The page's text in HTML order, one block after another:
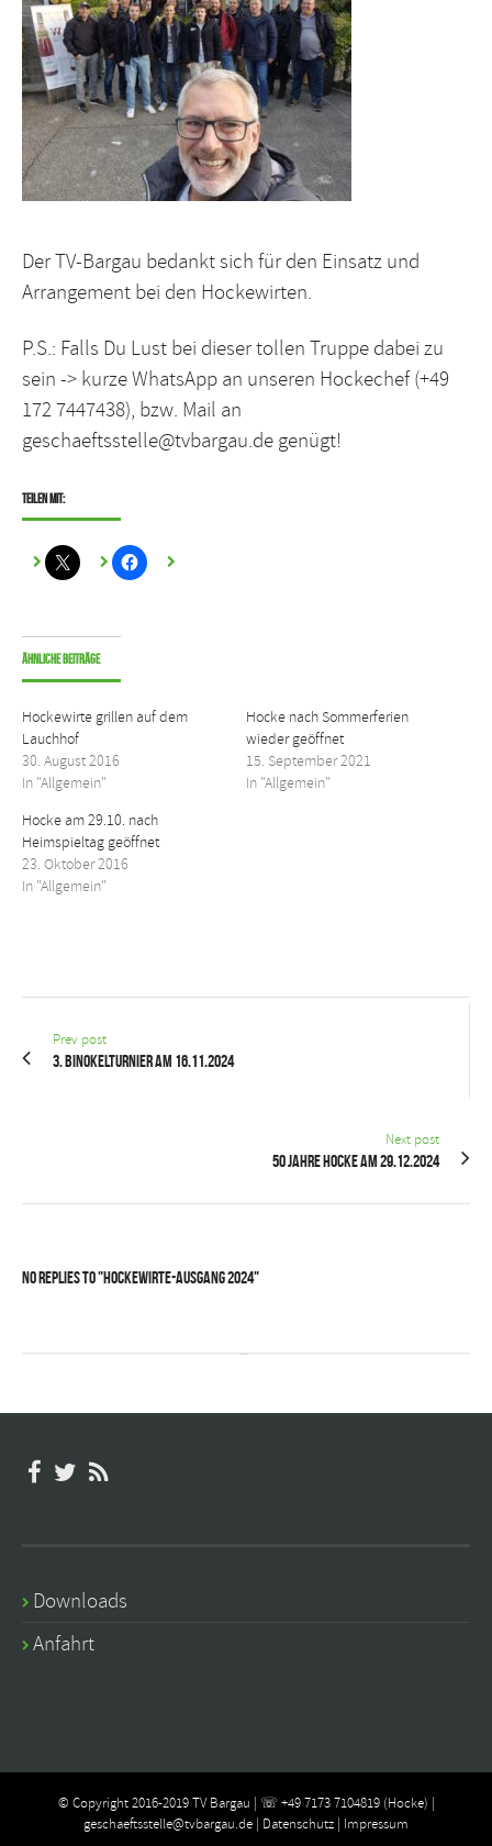
Der TV-Bargau bedankt sich für den Einsatz und
Arrangement bei den Hockewirten.
P.S.: Falls Du Lust bei dieser tollen Truppe dabei zu
sein -> kurze WhatsApp an unseren Hockechef (+49
172 7447438), bzw. Mail an
geschaeftsstelle@tvbargau.de genügt!
Teilen mit:
Ähnliche Beiträge
Hockewirte grillen auf dem
Lauchhof
30. August 2016
In "Allgemein"
Hocke nach Sommerferien
wieder geöffnet
15. September 2021
In "Allgemein"
Hocke am 29.10. nach
Heimspieltag geöffnet
23. Oktober 2016
In "Allgemein"
Prev post
3. Binokelturnier am 16.11.2024
Next post
50 Jahre Hocke am 29.12.2024
No Replies to "Hockewirte-Ausgang 2024"
Downloads
Anfahrt
© Copyright 2016-2019 TV Bargau | ☏ +49 7173 7104819 (Hocke) |
geschaeftsstelle@tvbargau.de | Datenschutz | Impressum